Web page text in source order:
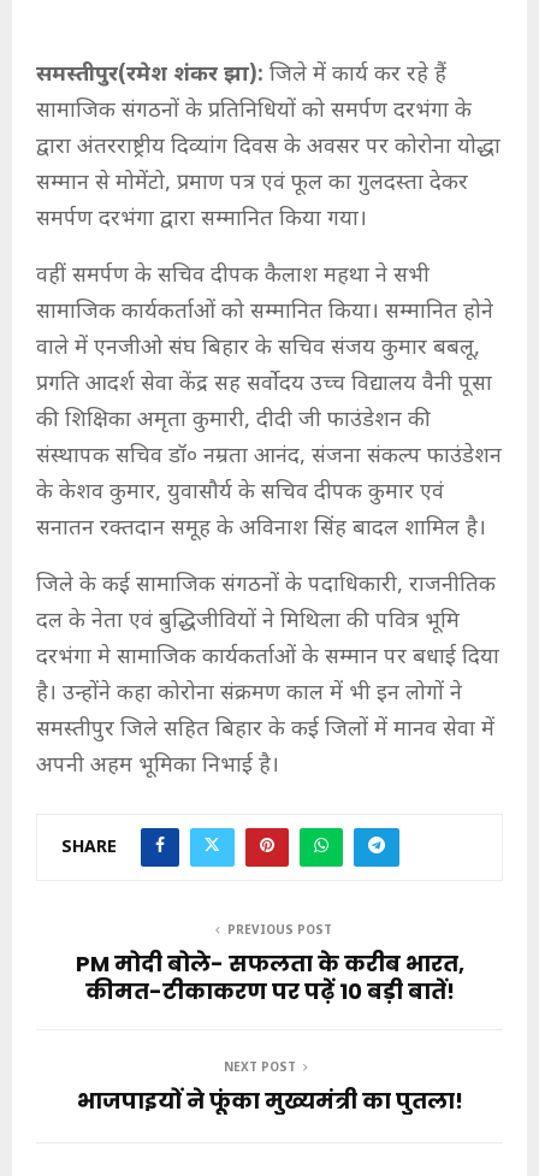
समस्तीपुर(रमेश शंकर झा): जिले में कार्य कर रहे हैं
सामाजिक संगठनों के प्रतिनिधियों को समर्पण दरभंगा के
द्वारा अंतरराष्ट्रीय दिव्यांग दिवस के अवसर पर कोरोना योद्धा
सम्मान से मोमेंटो, प्रमाण पत्र एवं फूल का गुलदस्ता देकर
समर्पण दरभंगा द्वारा सम्मानित किया गया।
वहीं समर्पण के सचिव दीपक कैलाश महथा ने सभी
सामाजिक कार्यकर्ताओं को सम्मानित किया। सम्मानित होने
वाले में एनजीओ संघ बिहार के सचिव संजय कुमार बबलू,
प्रगति आदर्श सेवा केंद्र सह सर्वोदय उच्च विद्यालय वैनी पूसा
की शिक्षिका अमृता कुमारी, दीदी जी फाउंडेशन की
संस्थापक सचिव डॉ० नम्रता आनंद, संजना संकल्प फाउंडेशन
के केशव कुमार, युवासौर्य के सचिव दीपक कुमार एवं
सनातन रक्तदान समूह के अविनाश सिंह बादल शामिल है।
जिले के कई सामाजिक संगठनों के पदाधिकारी, राजनीतिक
दल के नेता एवं बुद्धिजीवियों ने मिथिला की पवित्र भूमि
दरभंगा मे सामाजिक कार्यकर्ताओं के सम्मान पर बधाई दिया
है। उन्होंने कहा कोरोना संक्रमण काल में भी इन लोगों ने
समस्तीपुर जिले सहित बिहार के कई जिलों में मानव सेवा में
अपनी अहम भूमिका निभाई है।
SHARE
PREVIOUS POST
PM मोदी बोले- सफलता के करीब भारत,
कीमत-टीकाकरण पर पढ़ें 10 बड़ी बातें!
NEXT POST
भाजपाइयों ने फूंका मुख्यमंत्री का पुतला!